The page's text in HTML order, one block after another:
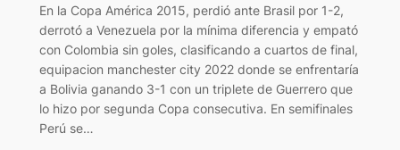
En la Copa América 2015, perdió ante Brasil por 1-2,
derrotó a Venezuela por la mínima diferencia y empató
con Colombia sin goles, clasificando a cuartos de final,
equipacion manchester city 2022 donde se enfrentaría
a Bolivia ganando 3-1 con un triplete de Guerrero que
lo hizo por segunda Copa consecutiva. En semifinales
Perú se…